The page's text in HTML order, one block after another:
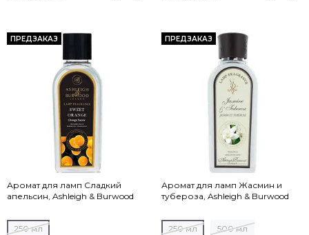
ПРЕДЗАКАЗ
Аромат для ламп Сладкий
апельсин, Ashleigh & Burwood
250 мл
ПРЕДЗАКАЗ
Аромат для ламп Жасмин и
тубероза, Ashleigh & Burwood
250 мл 500 мл